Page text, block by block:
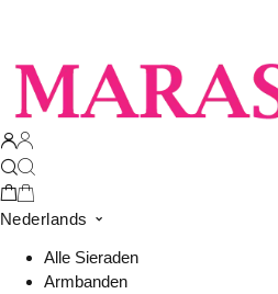
Nederlands
Alle Sieraden
Armbanden